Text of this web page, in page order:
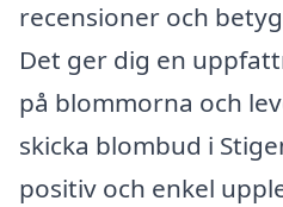
recensioner och
Det ger dig en
på blommorna och
skicka blombud i
positiv och enkel